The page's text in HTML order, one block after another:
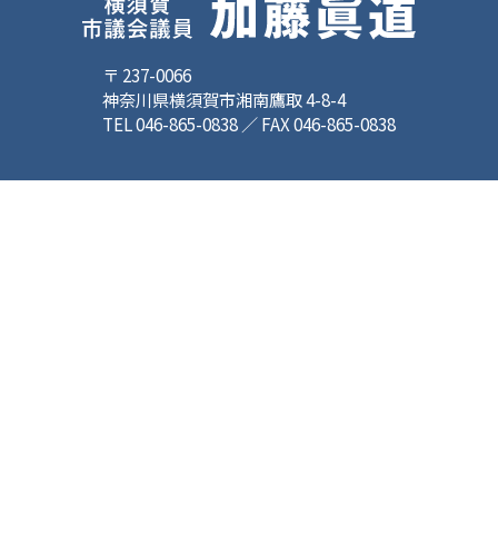
〒 237-0066
神奈川県横須賀市湘南鷹取 4-8-4
TEL 046-865-0838 ／ FAX 046-865-0838